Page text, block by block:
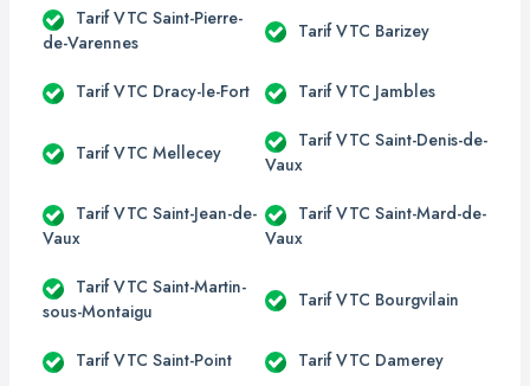
Tarif VTC Saint-Pierre-
de-Varennes
Tarif VTC Barizey
Tarif VTC Dracy-le-Fort Tarif VTC Jambles
Tarif VTC Mellecey
Tarif VTC Saint-Denis-de-
Vaux
Tarif VTC Saint-Jean-de-
Vaux
Tarif VTC Saint-Mard-de-
Vaux
Tarif VTC Saint-Martin-
sous-Montaigu
Tarif VTC Bourgvilain
Tarif VTC Saint-Point Tarif VTC Damerey